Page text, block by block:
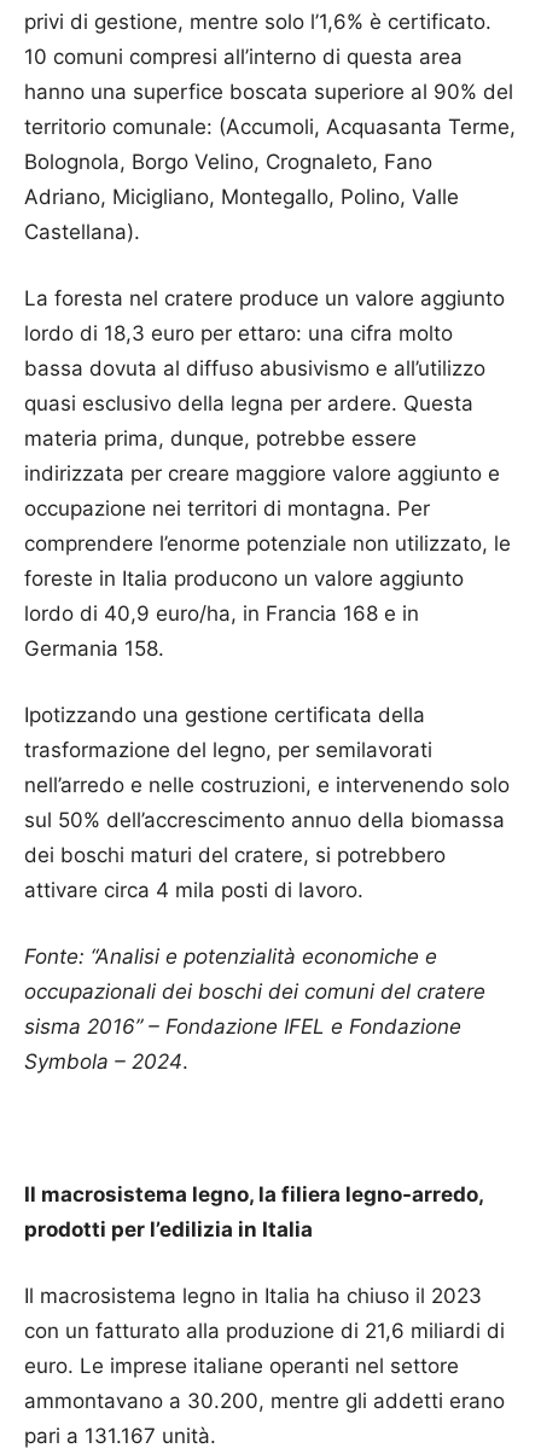
privi di gestione, mentre solo l’1,6% è certificato.
10 comuni compresi all’interno di questa area
hanno una superfice boscata superiore al 90% del
territorio comunale: (Accumoli, Acquasanta Terme,
Bolognola, Borgo Velino, Crognaleto, Fano
Adriano, Micigliano, Montegallo, Polino, Valle
Castellana).
La foresta nel cratere produce un valore aggiunto
lordo di 18,3 euro per ettaro: una cifra molto
bassa dovuta al diffuso abusivismo e all’utilizzo
quasi esclusivo della legna per ardere. Questa
materia prima, dunque, potrebbe essere
indirizzata per creare maggiore valore aggiunto e
occupazione nei territori di montagna. Per
comprendere l’enorme potenziale non utilizzato, le
foreste in Italia producono un valore aggiunto
lordo di 40,9 euro/ha, in Francia 168 e in
Germania 158.
Ipotizzando una gestione certificata della
trasformazione del legno, per semilavorati
nell’arredo e nelle costruzioni, e intervenendo solo
sul 50% dell’accrescimento annuo della biomassa
dei boschi maturi del cratere, si potrebbero
attivare circa 4 mila posti di lavoro.
Fonte: “Analisi e potenzialità economiche e
occupazionali dei boschi dei comuni del cratere
sisma 2016” – Fondazione IFEL e Fondazione
Symbola – 2024.
Il macrosistema legno, la filiera legno-arredo,
prodotti per l’edilizia in Italia
Il macrosistema legno in Italia ha chiuso il 2023
con un fatturato alla produzione di 21,6 miliardi di
euro. Le imprese italiane operanti nel settore
ammontavano a 30.200, mentre gli addetti erano
pari a 131.167 unità.